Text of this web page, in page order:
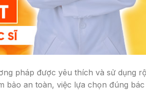
pháp được yêu thích và sử dụng
bảo an toàn, việc lựa chọn đúng